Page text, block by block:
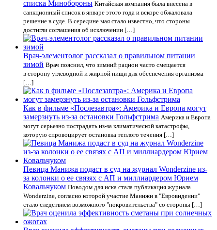
списка Минобороны Китайская компания была внесена в
санкционный список в январе этого года и вскоре обжаловала
решение в суде. В середине мая стало известно, что стороны
достигли соглашения об исключении […]
Врач-элементолог рассказал о правильном питании
зимой Врач пояснил, что зимний рацион часто смещается
в сторону углеводной и жирной пищи для обеспечения организма
[…]
Как в фильме «Послезавтра»: Америка и Европа могут
замерзнуть из-за остановки Гольфстрима Америка и Европа
могут серьезно пострадать из-за климатической катастрофы,
которую спровоцирует остановка теплого течения […]
Певица Манижа подаст в суд на журнал Wonderzine из-
за колонки о ее связях с АП и миллиардером Юрием
Ковальчуком Поводом для иска стала публикация журнала
Wonderzine, согласно которой участие Манижи в "Евровидении"
стало следствием возможного "покровительства" со стороны […]